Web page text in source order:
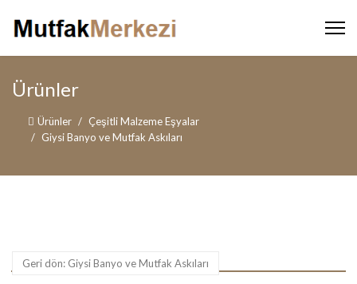
Ürünler
Ürünler
Çeşitli Malzeme Eşyalar
Giysi Banyo ve Mutfak Askıları
Geri dön: Giysi Banyo ve Mutfak Askıları